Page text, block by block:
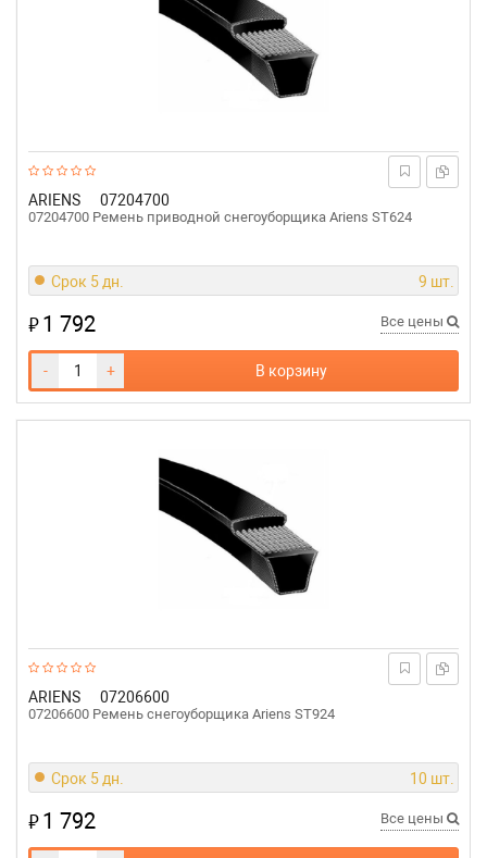
ARIENS 07204700
07204700 Ремень приводной снегоуборщика Ariens ST624
Срок 5 дн. 9 шт.
₽1 792 Все цены
- + В корзину
ARIENS 07206600
07206600 Ремень снегоуборщика Ariens ST924
Срок 5 дн. 10 шт.
₽1 792 Все цены